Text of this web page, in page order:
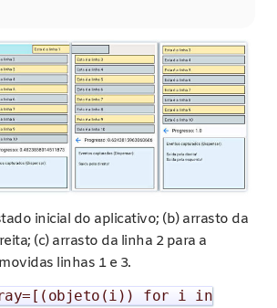
inicial do aplicativo; (b) arrasto da
(c) arrasto da linha 2 para a
linhas 1 e 3.
=[( objeto (i )) for i in